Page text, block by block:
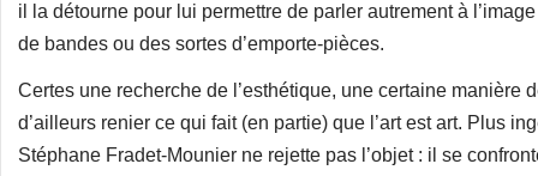
il la détourne pour lui permettre de parler autrement à
de bandes ou des sortes d’emporte-pièces.
Certes une recherche de l’esthétique, une certaine manière
d’ailleurs renier ce qui fait (en partie) que l’art est art. Plus
Stéphane Fradet-Mounier ne rejette pas l’objet : il se